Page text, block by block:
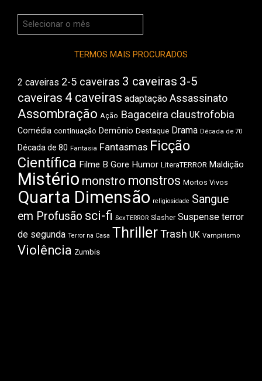
Arquivos
do
TERMOS MAIS PROCURADOS
2 caveiras 2-5 caveiras 3 caveiras 3-5
caveiras 4 caveiras adaptação Assassinato
Assombração Ação Bagaceira claustrofobia
Comédia continuação Demônio Destaque Drama Década de 70
Década de 80 Fantasia Fantasmas Ficção
Científica Filme B Gore Humor LiteraTERROR Maldição
Mistério monstro monstros Mortos Vivos
Quarta Dimensão religiosidade Sangue
em Profusão sci-fi SexTERROR Slasher Suspense terror
de segunda Terror na Casa ThrillerTrash UK Vampirismo
Violência Zumbis